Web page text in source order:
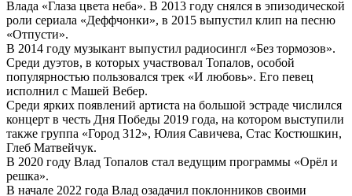
Влада «Глаза цвета неба». В 2013 году снялся в эпизодической
роли сериала «Деффчонки», в 2015 выпустил клип на песню
«Отпусти».
В 2014 году музыкант выпустил радиосингл «Без тормозов».
Среди дуэтов, в которых участвовал Топалов, особой
популярностью пользовался трек «И любовь». Его певец
исполнил с Машей Вебер.
Среди ярких появлений артиста на большой эстраде числился
концерт в честь Дня Победы 2019 года, на котором выступили
также группа «Город 312», Юлия Савичева, Стас Костюшкин,
Глеб Матвейчук.
В 2020 году Влад Топалов стал ведущим программы «Орёл и
решка».
В начале 2022 года Влад озадачил поклонников своими